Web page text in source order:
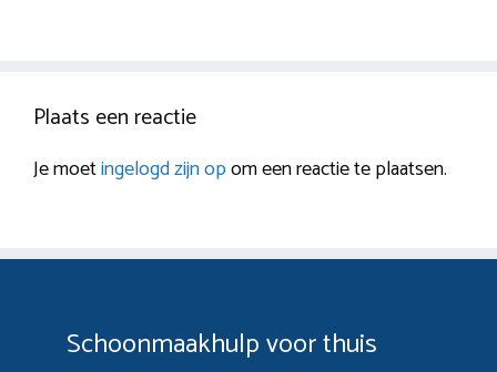
Plaats een reactie
Je moetingelogd zijn opom een reactie te plaatsen.
Schoonmaakhulp voor thuis